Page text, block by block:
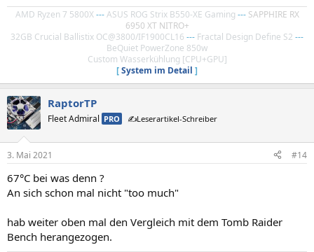
AMD Ryzen 7 5800X --- ASUS ROG Strix B550-XE Gaming --- SAPPHIRE RX
6950 XT NITRO+
32GB Crucial Ballistix OC@3800/IF1900CL16 --- Fractal Design Define S2 ---
BeQuiet PowerZone 850w
Custom Wasserkühlung [CPU+GPU]
[System im Detail ]
RaptorTP
Fleet Admiral PRO ✍️Leserartikel-Schreiber
3. Mai 2021 #14
67°C bei was denn ?
An sich schon mal nicht "too much"
hab weiter oben mal den Vergleich mit dem Tomb Raider
Bench herangezogen.